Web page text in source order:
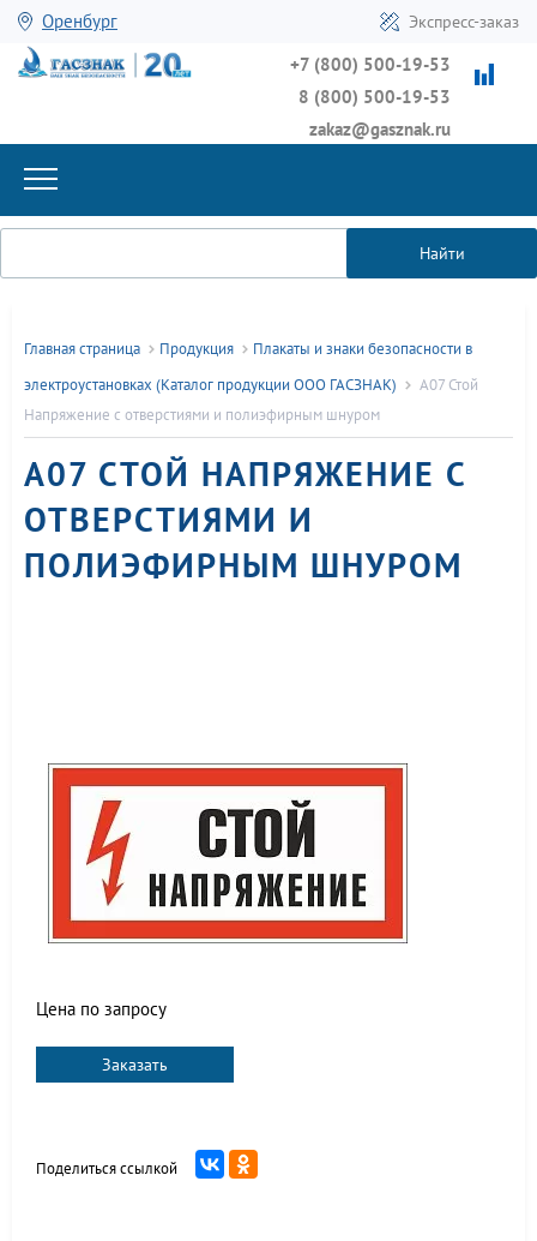
Оренбург Экспресс-заказ
+7 (800) 500-19-53
8 (800) 500-19-53
zakaz@gasznak.ru
Найти
Главная страница Продукция
Плакаты и знаки безопасности в
электроустановках (Каталог продукции ООО ГАСЗНАК)
А07 Стой
Напряжение с отверстиями и полиэфирным шнуром
А07 СТОЙ НАПРЯЖЕНИЕ С
ОТВЕРСТИЯМИ И
ПОЛИЭФИРНЫМ ШНУРОМ
Цена по запросу
Заказать
Поделиться ссылкой